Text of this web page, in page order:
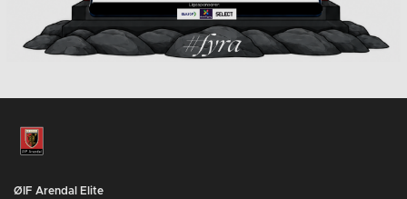
ØIF Arendal Elite